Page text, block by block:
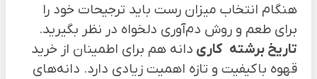
هنگام انتخاب میزان رست باید ترجیحات خود را
برای طعم و روش دم‌آوری دلخواه در نظر بگیرید.
تاریخ برشته کاری دانه هم برای اطمینان از خرید
قهوه باکیفیت و تازه اهمیت زیادی دارد. دانه‌های